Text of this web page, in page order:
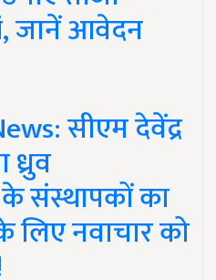
जानें आवेदन
सीएम देवेंद्र
के संस्थापकों का
लिए नवाचार को